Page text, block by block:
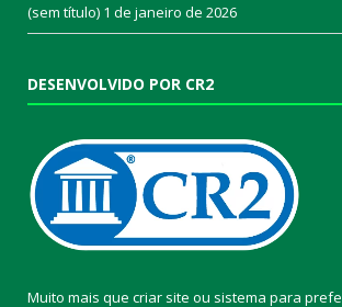
(sem título) 1 de janeiro de 2026
DESENVOLVIDO POR CR2
Muito mais que criar site ou sistema para